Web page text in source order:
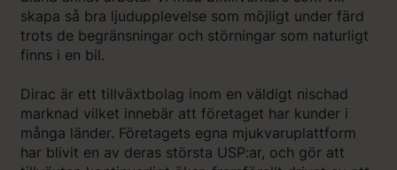
skapa så bra ljudupplevelse som möjligt under färd
trots de begränsningar och störningar som naturligt
finns i en bil.
Dirac är ett tillväxtbolag inom en väldigt nischad
marknad vilket innebär att företaget har kunder i
många länder. Företagets egna mjukvaruplattform
har blivit en av deras största USP:ar, och gör att